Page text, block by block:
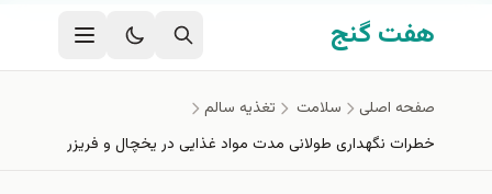
رفتن به محتوای اصلی
هفت گنج
صفحه اصلی سلامت
تغذيه سالم
خطرات نگهداری طولانی مدت مواد غذایی در یخچال و فریزر